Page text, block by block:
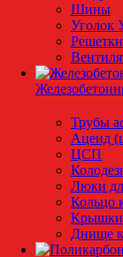
Шины
Уголок
Решeтки
Трубы
Ацеид
ЦСП
Люки
Кольцо
Крышки
Днище